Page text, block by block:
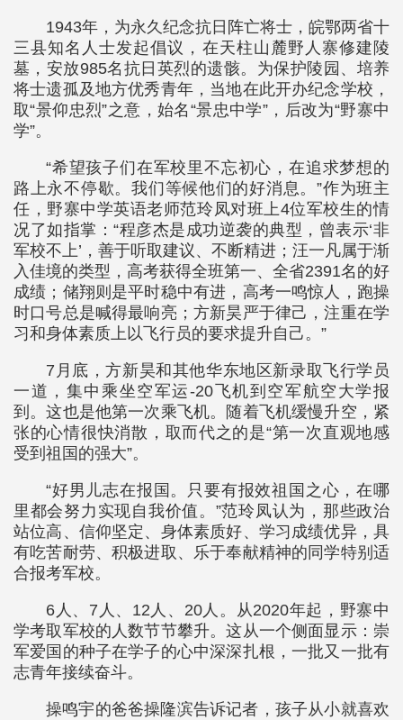
1943年，为永久纪念抗日阵亡将士，皖鄂两省十
三县知名人士发起倡议，在天柱山麓野人寨修建陵
墓，安放985名抗日英烈的遗骸。为保护陵园、培养
将士遗孤及地方优秀青年，当地在此开办纪念学校，
取“景仰忠烈”之意，始名“景忠中学”，后改为“野寨中
学”。
“希望孩子们在军校里不忘初心，在追求梦想的
路上永不停歇。我们等候他们的好消息。”作为班主
任，野寨中学英语老师范玲凤对班上4位军校生的情
况了如指掌：“程彦杰是成功逆袭的典型，曾表示‘非
军校不上’，善于听取建议、不断精进；汪一凡属于渐
入佳境的类型，高考获得全班第一、全省2391名的好
成绩；储翔则是平时稳中有进，高考一鸣惊人，跑操
时口号总是喊得最响亮；方新昊严于律己，注重在学
习和身体素质上以飞行员的要求提升自己。”
7月底，方新昊和其他华东地区新录取飞行学员
一道，集中乘坐空军运-20飞机到空军航空大学报
到。这也是他第一次乘飞机。随着飞机缓慢升空，紧
张的心情很快消散，取而代之的是“第一次直观地感
受到祖国的强大”。
“好男儿志在报国。只要有报效祖国之心，在哪
里都会努力实现自我价值。”范玲凤认为，那些政治
站位高、信仰坚定、身体素质好、学习成绩优异，具
有吃苦耐劳、积极进取、乐于奉献精神的同学特别适
合报考军校。
6人、7人、12人、20人。从2020年起，野寨中
学考取军校的人数节节攀升。这从一个侧面显示：崇
军爱国的种子在学子的心中深深扎根，一批又一批有
志青年接续奋斗。
操鸣宇的爸爸操隆滨告诉记者，孩子从小就喜欢